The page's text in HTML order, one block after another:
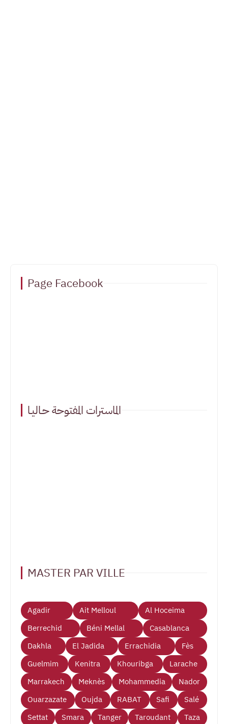
Page Facebook
الماسترات المفتوحة حـاليـا
MASTER PAR VILLE
Agadir Ait Melloul
Al Hoceima
Berrechid
Béni Mellal
Casablanca
Dakhla
El Jadida Errachidia
Fès
Guelmim
Kenitra Khouribga
Larache
Marrakech
Meknès Mohammedia
Nador
Ouarzazate
Oujda RABAT Safi
Salé
Settat
Smara Tanger Taroudant Taza